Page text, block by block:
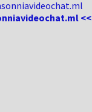
<<